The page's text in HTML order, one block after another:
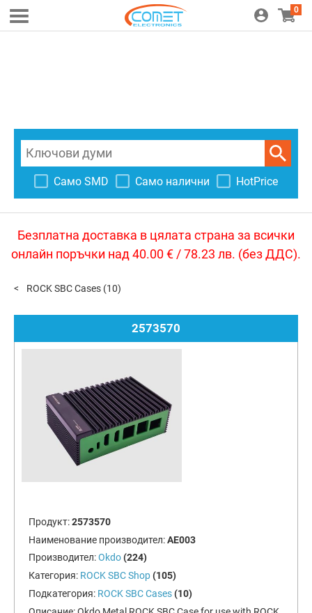
0
Само SMD Само налични HotPrice
Безплатна доставка в цялата страна за всички
онлайн поръчки над 40.00 € / 78.23 лв. (без ДДС).
ROCK SBC Cases (10)
2573570
Продукт:2573570
Наименование производител:AE003
Производител:Okdo (224)
Категория: ROCK SBC Shop (105)
Подкатегория: ROCK SBC Cases (10)